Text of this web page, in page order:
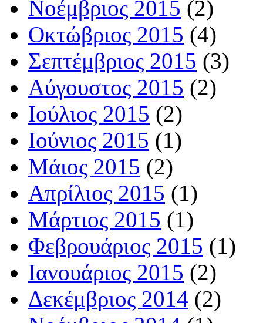
Νοέμβριος 2015 (2)
Οκτώβριος 2015 (4)
Σεπτέμβριος 2015 (3)
Αύγουστος 2015 (2)
Ιούλιος 2015 (2)
Ιούνιος 2015 (1)
Μάιος 2015 (2)
Απρίλιος 2015 (1)
Μάρτιος 2015 (1)
Φεβρουάριος 2015 (1)
Ιανουάριος 2015 (2)
Δεκέμβριος 2014 (2)